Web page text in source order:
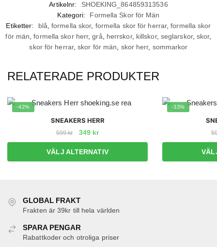
Artikelnr:
SHOEKING_864859313536
Kategori:
Formella Skor för Män
Etiketter:
blå,formella skor, formella skor för herrar,formella skor
för män,formella skor herr,grå, herrskor, killskor, seglarskor,skor,
skor för herrar,skor för män, skor herr, sommarkor
RELATERADE PRODUKTER
-42%
SNEAKERS HERR
599kr
Det
ursprungliga
priset
var:
349 krDet
nuvarande
priset
är:
VÄLJ ALTERNATIV
Den
här
varianter.
olika
alternativen
-33%
GLOBAL FRAKT
Frakten är 39kr till hela världen
SPARA PENGAR
Rabattkoder och otroliga priser